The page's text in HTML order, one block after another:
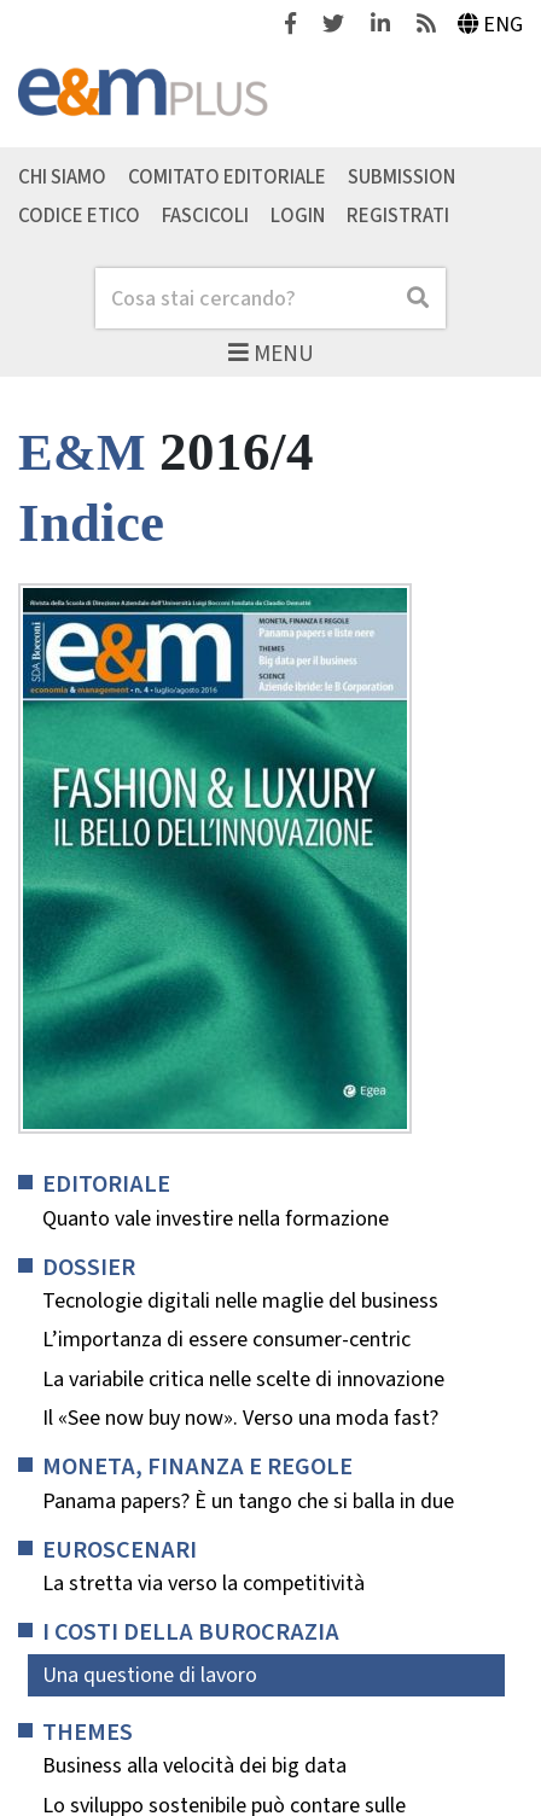
FacebookTwitterLinkedinFeeds ENG
MENU
Cerca Cerca
CHI SIAMO COMITATO EDITORIALE
SUBMISSION
CODICE ETICO
FASCICOLI LOGIN REGISTRATI
E&M 2016/4
Indice
EDITORIALE
Quanto vale investire nella formazione
DOSSIER
Tecnologie digitali nelle maglie del business
L’importanza di essere consumer-centric
La variabile critica nelle scelte di innovazione
Il «See now buy now». Verso una moda fast?
MONETA, FINANZA E REGOLE
Panama papers? È un tango che si balla in due
EUROSCENARI
La stretta via verso la competitività
I COSTI DELLA BUROCRAZIA
Una questione di lavoro
THEMES
Business alla velocità dei big data
Lo sviluppo sostenibile può contare sulle